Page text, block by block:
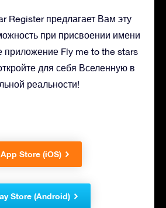
Register предлагает Вам эту
при присвоении имени
приложение Fly me to the stars
для себя Вселенную в
реальности!
App Store (iOS)
Store (Android)